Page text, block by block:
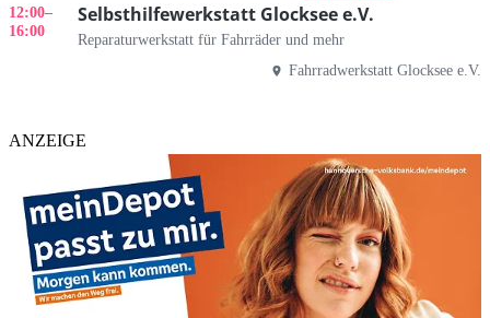
12:00–
16:00
Selbsthilfewerkstatt Glocksee e.V.
Reparaturwerkstatt für Fahrräder und mehr
Fahrradwerkstatt Glocksee e.V.
ANZEIGE